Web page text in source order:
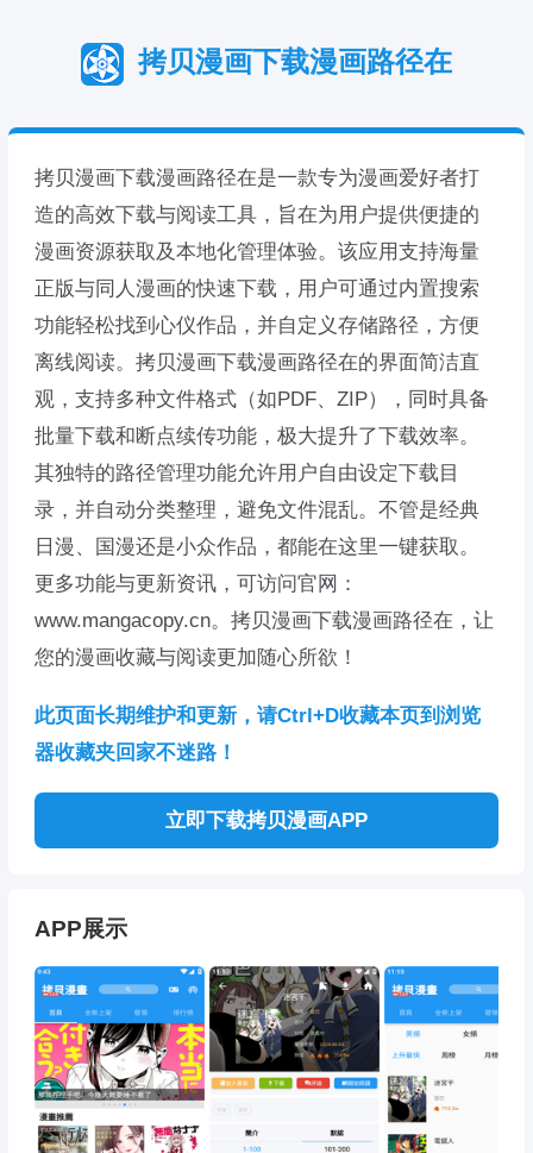
拷贝漫画下载漫画路径在
拷贝漫画下载漫画路径在是一款专为漫画爱好者打
造的高效下载与阅读工具，旨在为用户提供便捷的
漫画资源获取及本地化管理体验。该应用支持海量
正版与同人漫画的快速下载，用户可通过内置搜索
功能轻松找到心仪作品，并自定义存储路径，方便
离线阅读。拷贝漫画下载漫画路径在的界面简洁直
观，支持多种文件格式（如PDF、ZIP），同时具备
批量下载和断点续传功能，极大提升了下载效率。
其独特的路径管理功能允许用户自由设定下载目
录，并自动分类整理，避免文件混乱。不管是经典
日漫、国漫还是小众作品，都能在这里一键获取。
更多功能与更新资讯，可访问官网：
www.mangacopy.cn。拷贝漫画下载漫画路径在，让
您的漫画收藏与阅读更加随心所欲！
此页面长期维护和更新，请Ctrl+D收藏本页到浏览
器收藏夹回家不迷路！
立即下载拷贝漫画APP
APP展示